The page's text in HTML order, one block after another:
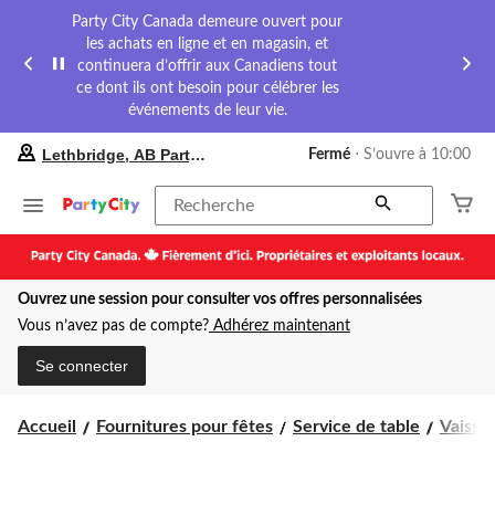
Party City Canada demeure ouvert pour
les achats en ligne et en magasin, et
continuera d’offrir aux Canadiens tout
ce dont ils ont besoin pour célébrer les
événements de leur vie.
préféré
Lethbridge,
Party
City,
courament
Fermé,
pour
Lethbridge, AB Party City Fermé ⋅ S’ouvre à 10:00
Recherche
Ouvrez une session pour consulter vos offres personnalisées
Vous n’avez pas de compte? Adhérez maintenant
Se connecter
Accueil Fournitures pour fêtes Service de table